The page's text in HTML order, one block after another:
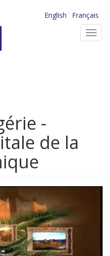
English
Français
-
de la